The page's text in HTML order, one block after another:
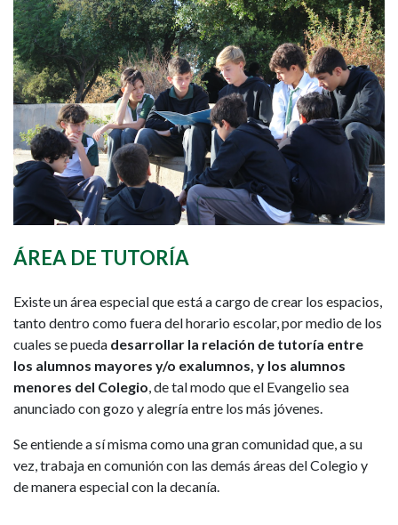
ÁREA DE TUTORÍA
Existe un área especial que está a cargo de crear los espacios,
tanto dentro como fuera del horario escolar, por medio de los
cuales se pueda desarrollar la relación de tutoría entre
los alumnos mayores y/o exalumnos, y los alumnos
menores del Colegio, de tal modo que el Evangelio sea
anunciado con gozo y alegría entre los más jóvenes.
Se entiende a sí misma como una gran comunidad que, a su
vez, trabaja en comunión con las demás áreas del Colegio y
de manera especial con la decanía.